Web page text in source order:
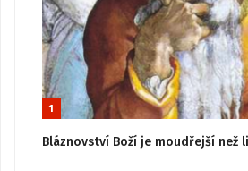
1
Bláznovství Boží je moudřejší než